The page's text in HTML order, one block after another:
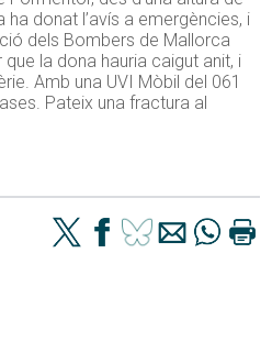
donat l’avís a emergències, i
dels Bombers de Mallorca
la dona hauria caigut anit, i
Amb una UVI Mòbil del 061
Pateix una fractura al